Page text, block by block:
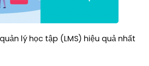
lý học tập (LMS) hiệu quả nhất